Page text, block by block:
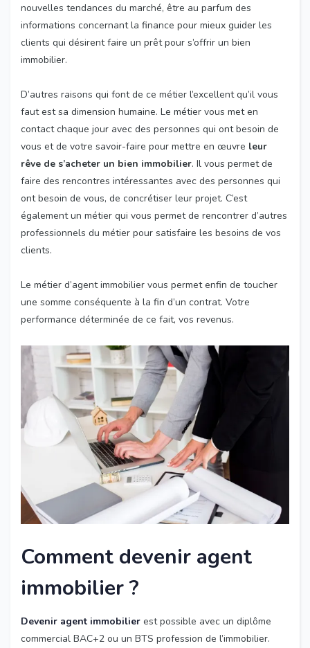
nouvelles tendances du marché, être au parfum des
informations concernant la finance pour mieux guider les
clients qui désirent faire un prêt pour s’offrir un bien
immobilier.
D’autres raisons qui font de ce métier l’excellent qu’il vous
faut est sa dimension humaine. Le métier vous met en
contact chaque jour avec des personnes qui ont besoin de
vous et de votre savoir-faire pour mettre en œuvre leur
rêve de s’acheter un bien immobilier. Il vous permet de
faire des rencontres intéressantes avec des personnes qui
ont besoin de vous, de concrétiser leur projet. C’est
également un métier qui vous permet de rencontrer d’autres
professionnels du métier pour satisfaire les besoins de vos
clients.
Le métier d’agent immobilier vous permet enfin de toucher
une somme conséquente à la fin d’un contrat. Votre
performance déterminée de ce fait, vos revenus.
Comment devenir agent
immobilier ?
Devenir agent immobilier est possible avec un diplôme
commercial BAC+2 ou un BTS profession de l’immobilier.